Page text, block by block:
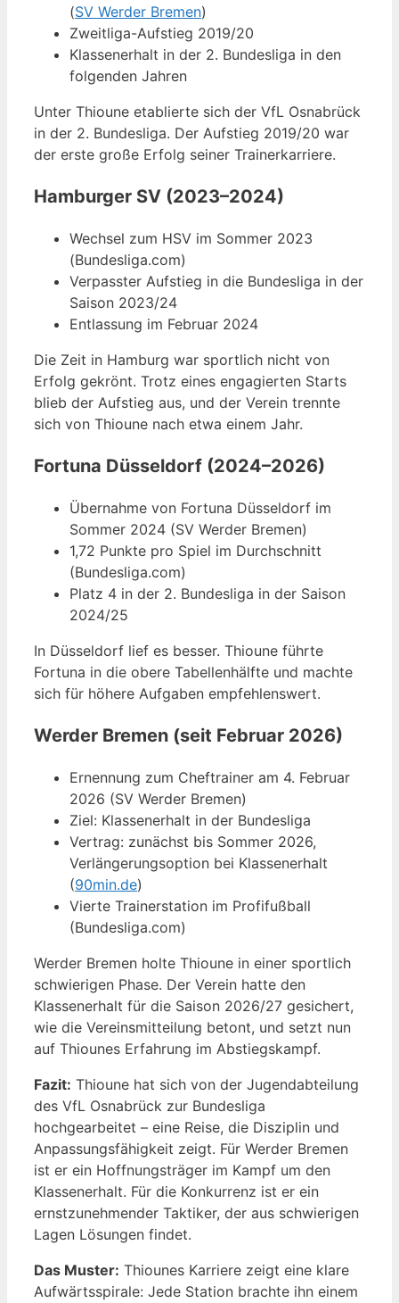
(SV Werder Bremen)
Zweitliga-Aufstieg 2019/20
Klassenerhalt in der 2. Bundesliga in den
folgenden Jahren
Unter Thioune etablierte sich der VfL Osnabrück
in der 2. Bundesliga. Der Aufstieg 2019/20 war
der erste große Erfolg seiner Trainerkarriere.
Hamburger SV (2023–2024)
Wechsel zum HSV im Sommer 2023
(Bundesliga.com)
Verpasster Aufstieg in die Bundesliga in der
Saison 2023/24
Entlassung im Februar 2024
Die Zeit in Hamburg war sportlich nicht von
Erfolg gekrönt. Trotz eines engagierten Starts
blieb der Aufstieg aus, und der Verein trennte
sich von Thioune nach etwa einem Jahr.
Fortuna Düsseldorf (2024–2026)
Übernahme von Fortuna Düsseldorf im
Sommer 2024 (SV Werder Bremen)
1,72 Punkte pro Spiel im Durchschnitt
(Bundesliga.com)
Platz 4 in der 2. Bundesliga in der Saison
2024/25
In Düsseldorf lief es besser. Thioune führte
Fortuna in die obere Tabellenhälfte und machte
sich für höhere Aufgaben empfehlenswert.
Werder Bremen (seit Februar 2026)
Ernennung zum Cheftrainer am 4. Februar
2026 (SV Werder Bremen)
Ziel: Klassenerhalt in der Bundesliga
Vertrag: zunächst bis Sommer 2026,
Verlängerungsoption bei Klassenerhalt
(90min.de)
Vierte Trainerstation im Profifußball
(Bundesliga.com)
Werder Bremen holte Thioune in einer sportlich
schwierigen Phase. Der Verein hatte den
Klassenerhalt für die Saison 2026/27 gesichert,
wie die Vereinsmitteilung betont, und setzt nun
auf Thiounes Erfahrung im Abstiegskampf.
Fazit: Thioune hat sich von der Jugendabteilung
des VfL Osnabrück zur Bundesliga
hochgearbeitet – eine Reise, die Disziplin und
Anpassungsfähigkeit zeigt. Für Werder Bremen
ist er ein Hoffnungsträger im Kampf um den
Klassenerhalt. Für die Konkurrenz ist er ein
ernstzunehmender Taktiker, der aus schwierigen
Lagen Lösungen findet.
Das Muster: Thiounes Karriere zeigt eine klare
Aufwärtsspirale: Jede Station brachte ihn einem